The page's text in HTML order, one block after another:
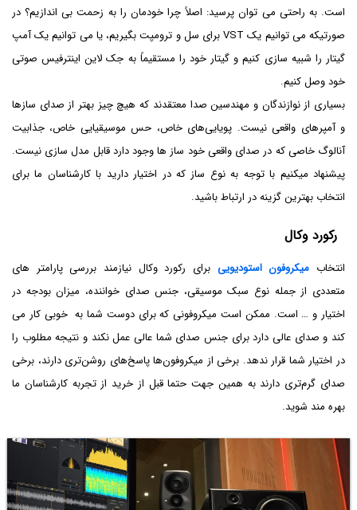
است. به راحتی می توان پرسید: اصلاً چرا خودمان را به زحمت بی اندازیم؟ در
صورتیکه می توانیم یک VST برای سل و ترومپت بگیریم، یا می توانیم یک آمپ
گیتار را شبیه سازی کنیم و گیتار خود را مستقیماً به جک لاین اینترفیس صوتی
خود وصل کنیم.
بسیاری از نوازندگان و مهندسین صدا معتقدند که هیچ چیز بهتر از صدای سازها
و آمپرهای واقعی نیست. پویایی‌های خاص، حس موسیقیایی خاص، جذابیت
آنالوگ خاصی که در صدای واقعی خود ساز ها وجود دارد قابل مدل سازی نیست.
پیشنهاد میکنیم با توجه به نوع ساز که در اختیار دارید با کارشناسان ما برای
انتخاب بهترین گزینه در ارتباط باشید.
رکورد وکال
انتخاب میکروفون استودیویی برای رکورد وکال نیازمند بررسی پارامتر های
متعددی از جمله نوع سبک موسیقی، جنس صدای خواننده، میزان بودجه در
اختیار و … است. ممکن است میکروفونی که برای دوست شما به خوبی کار می
کند و صدای عالی دارد برای جنس صدای شما عالی عمل نکند و نتیجه مطلوب را
در اختیار شما قرار ندهد. برخی از میکروفون‌ها پاسخ‌های روشن‌تری دارند، برخی
صدای گرم‌تری دارند به همین جهت حتما قبل از خرید از تجربه کارشناسان ما
بهره مند شوید.